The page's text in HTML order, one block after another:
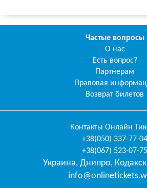
Частые вопросы
О нас
Есть вопрос?
Партнерам
Правовая
Возврат билетов
Контакты Онлайн
+38(050) 337-77-04
+38(067) 523-07-75
Украина, Днипро,